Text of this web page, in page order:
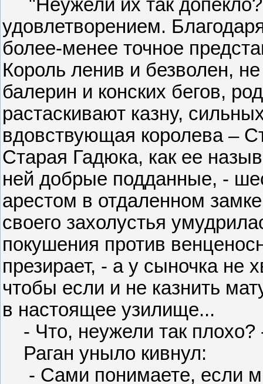
"Неужели их так
удовлетворением.
более-менее точное
Король ленив и безволен,
балерин и конских бегов,
растаскивают казну,
вдовствующая королева –
Старая Гадюка, как ее
ней добрые подданные, -
арестом в отдаленном
своего захолустья
покушения против
презирает, - а у сыночка не
чтобы если и не казнить
в настоящее узилище...
- Что, неужели так
Раган уныло кивнул:
- Сами понимаете, если